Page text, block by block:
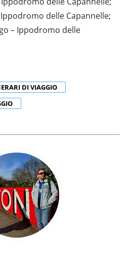
delle Capannelle;
– Ippodromo delle
DI VIAGGIO